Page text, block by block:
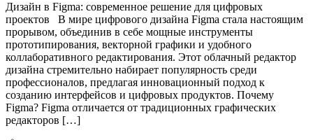
Дизайн в Figma: современное решение для цифровых
проектов В мире цифрового дизайна Figma стала настоящим
прорывом, объединив в себе мощные инструменты
прототипирования, векторной графики и удобного
коллаборативного редактирования. Этот облачный редактор
дизайна стремительно набирает популярность среди
профессионалов, предлагая инновационный подход к
созданию интерфейсов и цифровых продуктов. Почему
Figma? Figma отличается от традиционных графических
редакторов […]